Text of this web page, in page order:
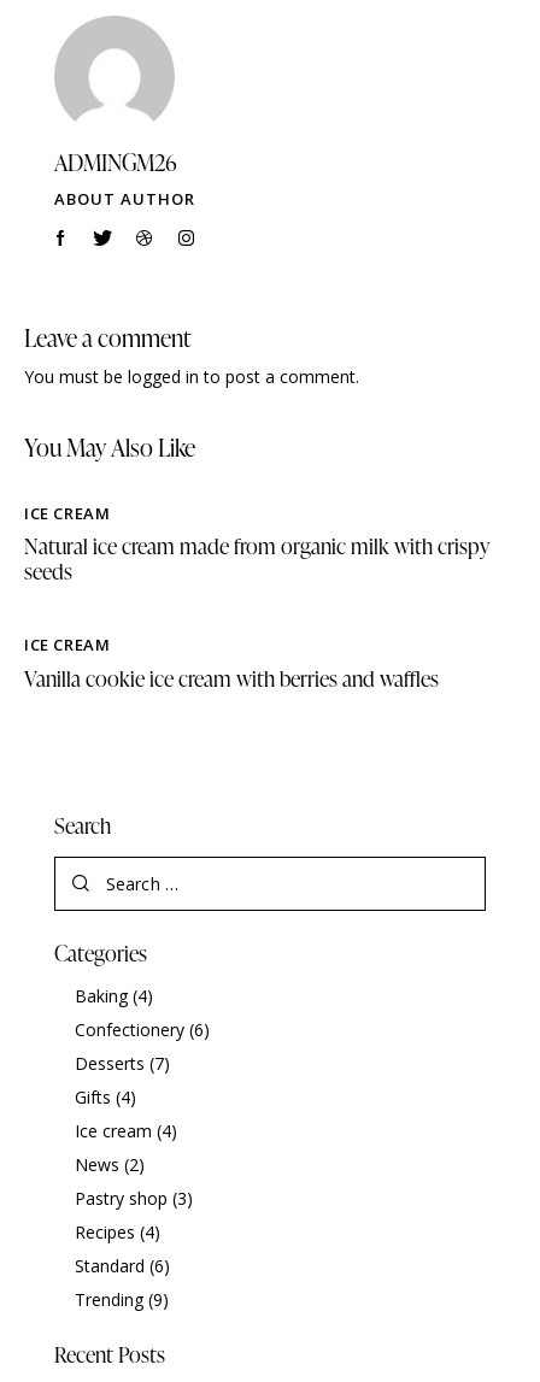
ADMINGM26
ABOUT AUTHOR
Leave a comment
You must be logged in to post a comment.
You May Also Like
ICE CREAM
Natural ice cream made from organic milk with crispy
seeds
ICE CREAM
Vanilla cookie ice cream with berries and waffles
Search
Categories
Baking(4)
Confectionery(6)
Desserts (7)
Gifts (4)
Ice cream (4)
News (2)
Pastry shop (3)
Recipes (4)
Standard (6)
Trending(9)
Recent Posts